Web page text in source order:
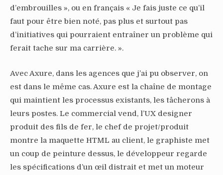
d’embrouilles », ou en français « Je fais juste ce qu’il
faut pour être bien noté, pas plus et surtout pas
d’initiatives qui pourraient entraîner un problème qui
ferait tache sur ma carrière. ».
Avec Axure, dans les agences que j’ai pu observer, on
est dans le même cas. Axure est la chaîne de montage
qui maintient les processus existants, les tâcherons à
leurs postes. Le commercial vend, l’UX designer
produit des fils de fer, le chef de projet/produit
montre la maquette HTML au client, le graphiste met
un coup de peinture dessus, le développeur regarde
les spécifications d’un œil distrait et met un moteur